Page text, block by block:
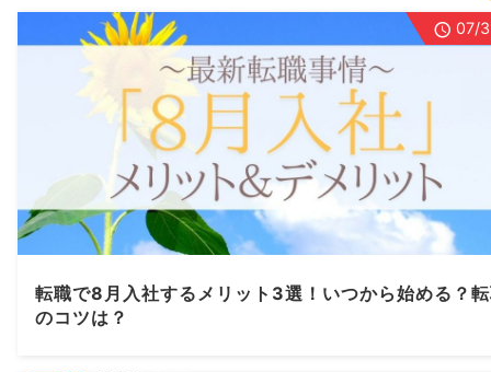
転職で8月入社するメリット3選！いつから始める？
のコツは？
07/